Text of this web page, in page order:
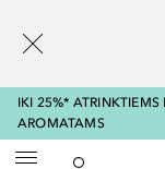
IKI 25%*
AROMATAMS